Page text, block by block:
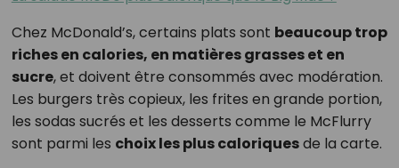
Chez McDonald’s, certains plats sont beaucoup trop
riches en calories, en matières grasses et en
sucre, et doivent être consommés avec modération.
Les burgers très copieux, les frites en grande portion,
les sodas sucrés et les desserts comme le McFlurry
sont parmi les choix les plus caloriquesde la carte.